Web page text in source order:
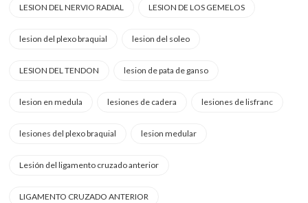
LESION DEL NERVIO RADIAL LESION DE LOS GEMELOS
lesion del plexo braquial lesion del soleo
LESION DEL TENDON lesion de pata de ganso
lesion en medula lesiones de cadera lesiones de lisfranc
lesiones del plexo braquial lesion medular
Lesión del ligamento cruzado anterior
LIGAMENTO CRUZADO ANTERIOR